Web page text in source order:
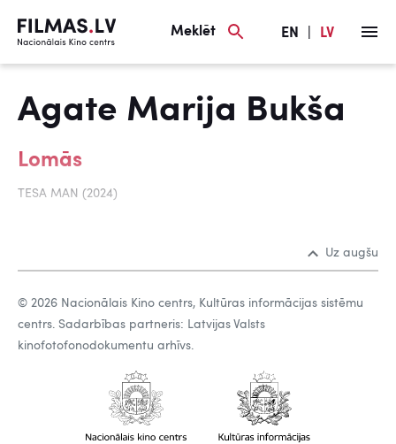
Meklēt EN LV
Agate Marija Bukša
Lomās
TESA MAN (2024)
Uz augšu
© 2026 Nacionālais Kino centrs, Kultūras informācijas sistēmu
centrs. Sadarbības partneris: Latvijas Valsts
kinofotofonodokumentu arhīvs.